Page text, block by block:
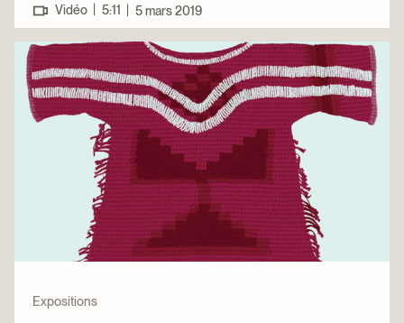
Vidéo | 5:11 | 5 mars 2019
Expositions